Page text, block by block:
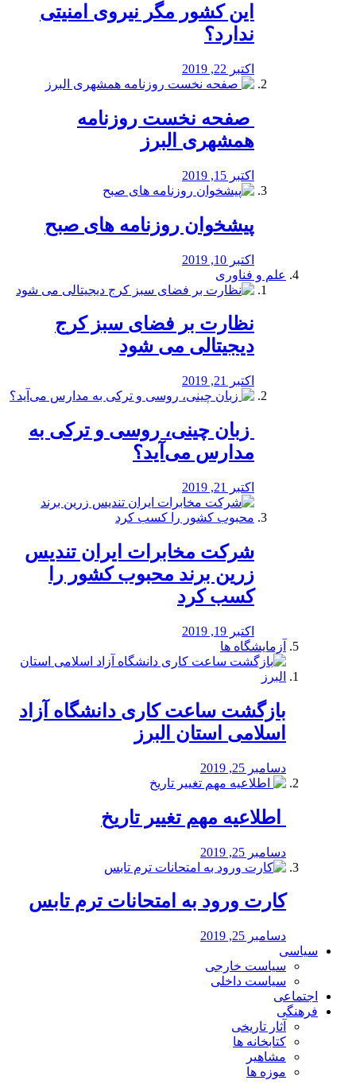
این کشور مگر نیروی امنیتی
ندارد؟
اکتبر 22, 2019
️ صفحه نخست روزنامه‌
همشهری البرز
اکتبر 15, 2019
پیشخوان روزنامه های صبح
اکتبر 10, 2019
علم و فناوری
نظارت بر فضای سبز کرج
دیجیتالی می شود
اکتبر 21, 2019
️ زبان چینی، روسی و ترکی به
مدارس می‌آید؟
اکتبر 21, 2019
شرکت مخابرات ایران تندیس
زرین برند محبوب کشور را
کسب کرد
اکتبر 19, 2019
آزمایشگاه ها
بازگشت ساعت کاری دانشگاه آزاد
اسلامی استان البرز
دسامبر 25, 2019
️ اطلاعیه مهم تغییر تاریخ
دسامبر 25, 2019
کارت ورود به امتحانات ترم تابس
دسامبر 25, 2019
سیاسی
سیاست خارجی
سیاست داخلی
اجتماعی
فرهنگی
آثار تاریخی
کتابخانه ها
مشاهیر
موزه ها